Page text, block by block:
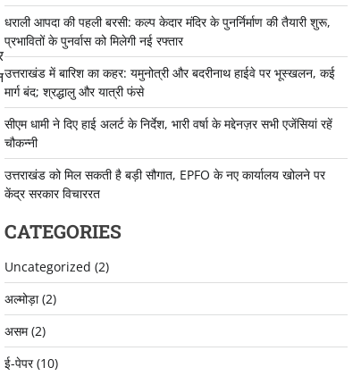
धराली आपदा की पहली बरसी: कल्प केदार मंदिर के पुनर्निर्माण की तैयारी शुरू,
प्रभावितों के पुनर्वास को मिलेगी नई रफ्तार
उत्तराखंड में बारिश का कहर: यमुनोत्री और बदरीनाथ हाईवे पर भूस्खलन, कई
मार्ग बंद; श्रद्धालु और यात्री फंसे
सीएम धामी ने दिए हाई अलर्ट के निर्देश, भारी वर्षा के मद्देनज़र सभी एजेंसियां रहें
चौकन्नी
उत्तराखंड को मिल सकती है बड़ी सौगात, EPFO के नए कार्यालय खोलने पर
केंद्र सरकार विचाररत
CATEGORIES
Uncategorized (2)
अल्मोड़ा(2)
असम(2)
ई-पेपर(10)